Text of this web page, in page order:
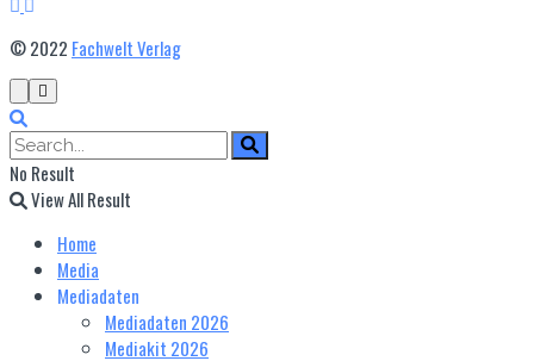
© 2022 Fachwelt Verlag
No Result
View All Result
Home
Media
Mediadaten
Mediadaten 2026
Mediakit 2026